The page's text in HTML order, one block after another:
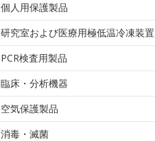
個人用保護製品
研究室および医療用極低温冷凍装置
PCR検査用製品
臨床・分析機器
空気保護製品
消毒・滅菌